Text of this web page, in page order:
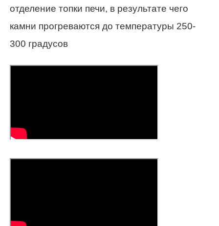
отделение топки печи, в результате чего
камни прогреваются до температуры 250-
300 градусов